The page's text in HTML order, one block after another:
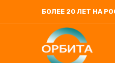
БОЛЕЕ 20 ЛЕТ НА